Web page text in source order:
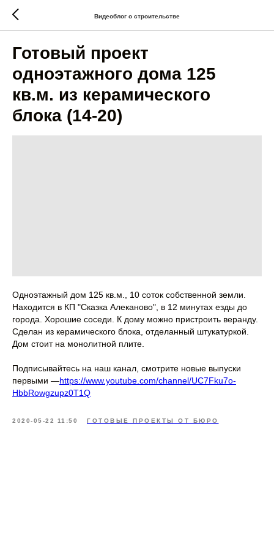
Видеоблог о строительстве
Готовый проект
одноэтажного дома 125
кв.м. из керамического
блока (14-20)
Одноэтажный дом 125 кв.м., 10 соток собственной земли.
Находится в КП "Сказка Алеканово", в 12 минутах езды до
города. Хорошие соседи. К дому можно пристроить веранду.
Сделан из керамического блока, отделанный штукатуркой.
Дом стоит на монолитной плите.
Подписывайтесь на наш канал, смотрите новые выпуски
первыми —https://www.youtube.com/channel/UC7Fku7o-
HbbRowgzupz0T1Q
2020-05-22 11:50 ГОТОВЫЕ ПРОЕКТЫ ОТ БЮРО